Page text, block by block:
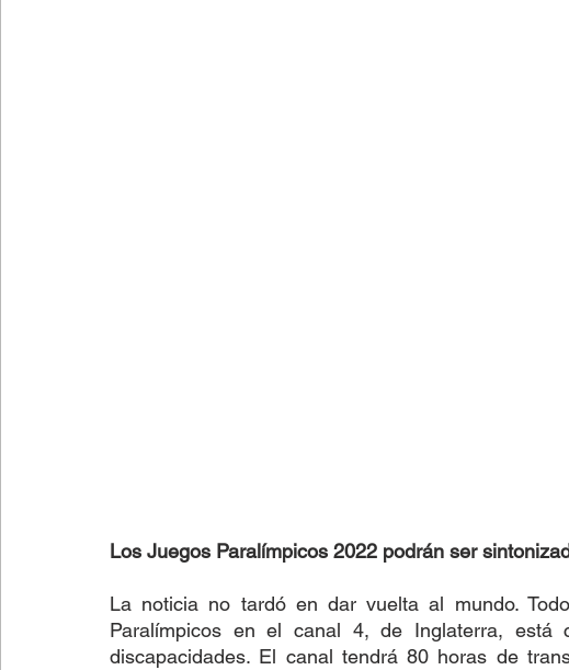
Los Juegos Paralímpicos 2022 podrán ser
La noticia no tardó en dar vuelta al mundo.
Paralímpicos en el canal 4, de Inglaterra, está
discapacidades. El canal tendrá 80 horas de